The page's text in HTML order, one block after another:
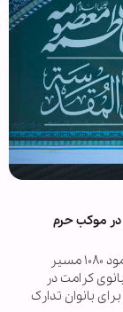
در موکب حرم
موکب حرم مطهر حضرت فاطمه معصومه(س) در عمود ۱۰۸۰ مسیر
کرامت در
بانوان تدارک